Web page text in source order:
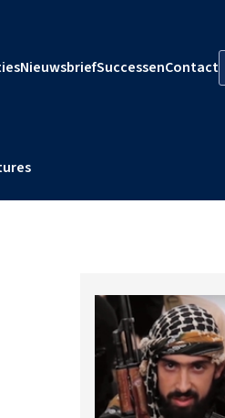
NieuwsbriefSuccessenContact